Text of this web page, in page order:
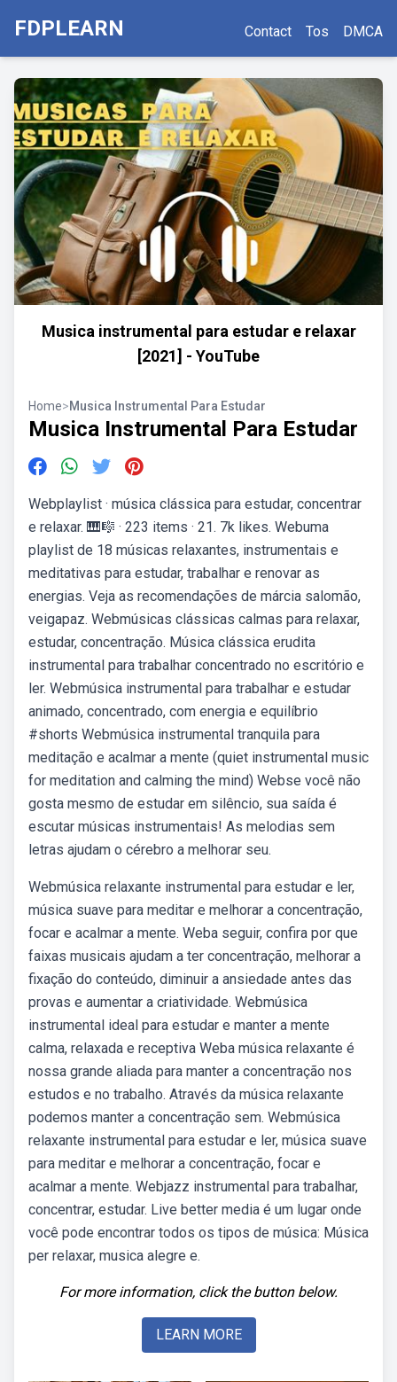
FDPLEARN Contact Tos DMCA
Musica instrumental para estudar e relaxar
[2021] - YouTube
Home>Musica Instrumental Para Estudar
Musica Instrumental Para Estudar
Webplaylist · música clássica para estudar, concentrar
e relaxar. 🎹🎼 · 223 items · 21. 7k likes. Webuma
playlist de 18 músicas relaxantes, instrumentais e
meditativas para estudar, trabalhar e renovar as
energias. Veja as recomendações de márcia salomão,
veigapaz. Webmúsicas clássicas calmas para relaxar,
estudar, concentração. Música clássica erudita
instrumental para trabalhar concentrado no escritório e
ler. Webmúsica instrumental para trabalhar e estudar
animado, concentrado, com energia e equilíbrio
#shorts Webmúsica instrumental tranquila para
meditação e acalmar a mente (quiet instrumental music
for meditation and calming the mind) Webse você não
gosta mesmo de estudar em silêncio, sua saída é
escutar músicas instrumentais! As melodias sem
letras ajudam o cérebro a melhorar seu.
Webmúsica relaxante instrumental para estudar e ler,
música suave para meditar e melhorar a concentração,
focar e acalmar a mente. Weba seguir, confira por que
faixas musicais ajudam a ter concentração, melhorar a
fixação do conteúdo, diminuir a ansiedade antes das
provas e aumentar a criatividade. Webmúsica
instrumental ideal para estudar e manter a mente
calma, relaxada e receptiva Weba música relaxante é
nossa grande aliada para manter a concentração nos
estudos e no trabalho. Através da música relaxante
podemos manter a concentração sem. Webmúsica
relaxante instrumental para estudar e ler, música suave
para meditar e melhorar a concentração, focar e
acalmar a mente. Webjazz instrumental para trabalhar,
concentrar, estudar. Live better media é um lugar onde
você pode encontrar todos os tipos de música: Música
per relaxar, musica alegre e.
For more information, click the button below.
LEARN MORE